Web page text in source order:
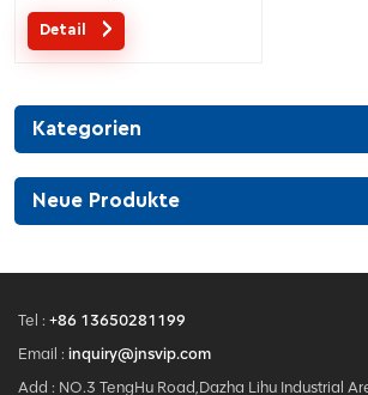
Entwurfsbüro-Ineinander
greifenstuhl MOQ ist EIN Stück,
Service mit Ihren Bedürfnissen
ist akzeptabel.
Detail
Kategorien
Neue Produkte
Tel : +86 13650281199
Email : inquiry@jnsvip.com
Add : NO.3 TengHu Road,Dazha Lihu Industrial